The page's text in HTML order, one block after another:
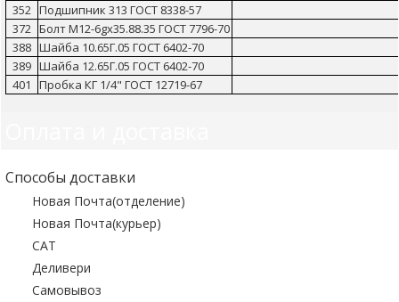
352 Подшипник 313 ГОСТ 8338-57
372 Болт М12-6gх35.88.35 ГОСТ 7796-70
388 Шайба 10.65Г.05 ГОСТ 6402-70
389 Шайба 12.65Г.05 ГОСТ 6402-70
401
Пробка КГ 1/4" ГОСТ 12719-67
Способы доставки
Новая Почта(отделение)
Новая Почта(курьер)
САТ
Деливери
Самовывоз